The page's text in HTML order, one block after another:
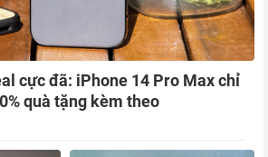
cực đã: iPhone 14 Pro Max chỉ
quà tặng kèm theo